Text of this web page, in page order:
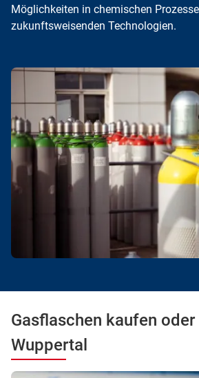
Möglichkeiten in chemischen
zukunftsweisenden Technologien.
Gasflaschen kaufen
Wuppertal